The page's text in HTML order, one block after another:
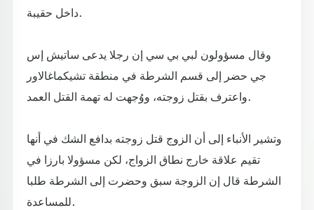
داخل حقيبة.
وقال مسؤولون لبي بي سي إن رجلا يدعى ساتيش إس
جي حضر إلى قسم الشرطة في منطقة تشيكماغالاور
واعترف بقتل زوجته، ووُجهت له تهمة القتل العمد.
وتشير الأنباء إلى أن الزوج قتل زوجته بدافع الشك في أنها
تقيم علاقة خارج نطاق الزواج، لكن مسؤولا بارزا في
الشرطة قال إن الزوجة سبق وحضرت إلى الشرطة طلبا
للمساعدة.